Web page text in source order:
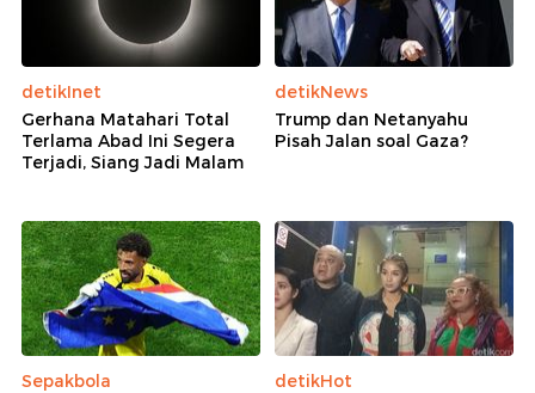
detikInet
Gerhana Matahari Total
Terlama Abad Ini Segera
Terjadi, Siang Jadi Malam
detikNews
Trump dan Netanyahu
Pisah Jalan soal Gaza?
Sepakbola
detikHot